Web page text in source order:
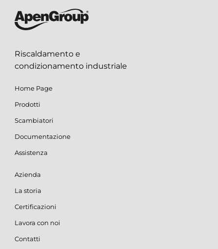
Riscaldamento e
condizionamento industriale
Home Page
Prodotti
Scambiatori
Documentazione
Assistenza
Azienda
La storia
Certificazioni
Lavora con noi
Contatti